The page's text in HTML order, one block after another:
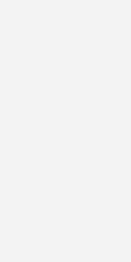
gewährt. Das
einen
Verfahren zur